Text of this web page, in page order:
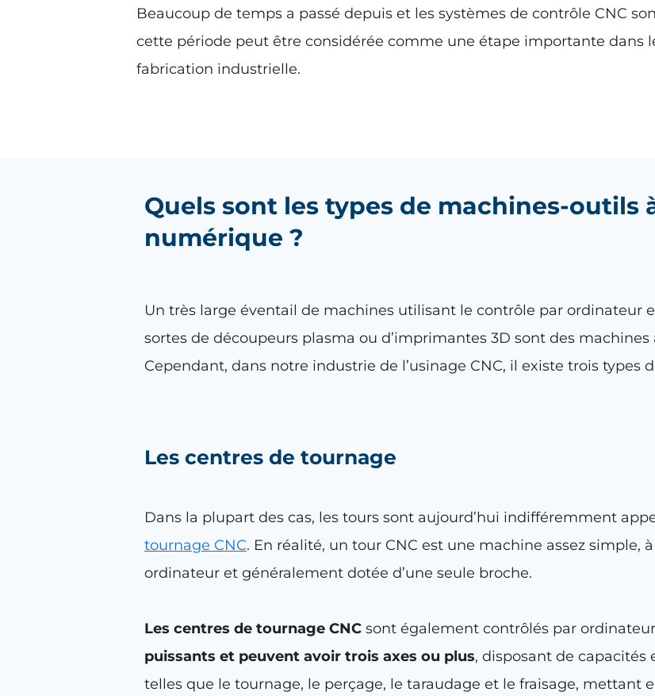
Beaucoup de temps a passé depuis et les systèmes de contrôle CNC
cette période peut être considérée comme une étape importante dans
fabrication industrielle.
Quels sont les types de machines-outils
numérique ?
Un très large éventail de machines utilisant le contrôle par ordinateur
sortes de découpeurs plasma ou d’imprimantes 3D sont des
Cependant, dans notre industrie de l’usinage CNC, il existe trois types
Les centres de tournage
Dans la plupart des cas, les tours sont aujourd’hui indifféremment
tournage CNC. En réalité, un tour CNC est une machine assez simple,
ordinateur et généralement dotée d’une seule broche.
Les centres de tournage CNC sont également contrôlés par
puissants et peuvent avoir trois axes ou plus, disposant de capacités
telles que le tournage, le perçage, le taraudage et le fraisage, mettant